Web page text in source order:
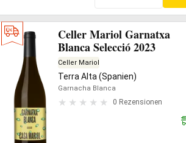
Celler Mariol Garnatxa
Blanca Selecció 2023
Celler Mariol
Terra Alta (Spanien)
Garnacha Blanca
0 Rezensionen